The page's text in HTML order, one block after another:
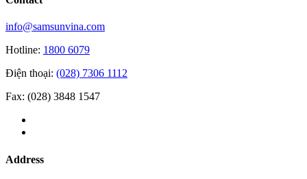
info@samsunvina.com
Hotline: 1800 6079
Điện thoại: (028) 7306 1112
Fax: (028) 3848 1547
Address